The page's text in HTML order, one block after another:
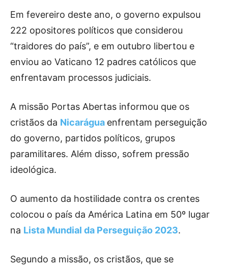
Em fevereiro deste ano, o governo expulsou
222 opositores políticos que considerou
“traidores do país”, e em outubro libertou e
enviou ao Vaticano 12 padres católicos que
enfrentavam processos judiciais.
A missão Portas Abertas informou que os
cristãos da Nicarágua enfrentam perseguição
do governo, partidos políticos, grupos
paramilitares. Além disso, sofrem pressão
ideológica.
O aumento da hostilidade contra os crentes
colocou o país da América Latina em 50º lugar
na Lista Mundial da Perseguição 2023.
Segundo a missão, os cristãos, que se